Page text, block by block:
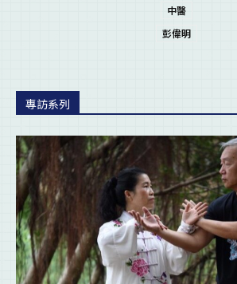
中醫
彭偉明
專訪系列